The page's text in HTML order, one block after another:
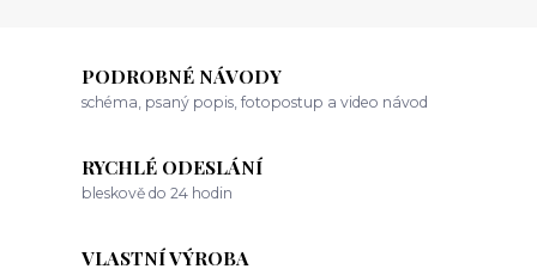
PODROBNÉ NÁVODY
schéma, psaný popis, fotopostup a video návod
RYCHLÉ ODESLÁNÍ
bleskově do 24 hodin
VLASTNÍ VÝROBA